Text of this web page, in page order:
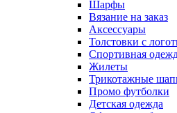
Шарфы
Вязание на заказ
Аксессуары
Толстовки с
Спортивная
Жилеты
Трикотажные
Промо футболки
Детская одежда